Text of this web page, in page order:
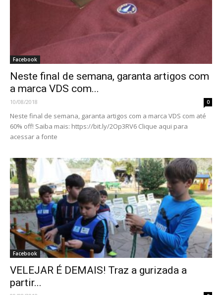
Facebook
Neste final de semana, garanta artigos com
a marca VDS com...
10/08/2018 0
Neste final de semana, garanta artigos com a marca VDS com até
60% off! Saiba mais: https://bit.ly/2Op3RV6 Clique aqui para
acessar a fonte
Facebook
VELEJAR É DEMAIS! Traz a gurizada a
partir...